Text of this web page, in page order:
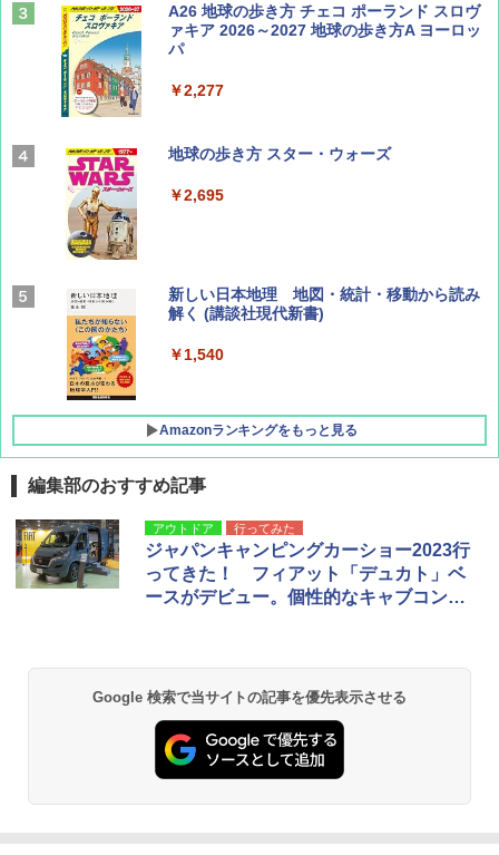
山と溪谷 2026年8月号「南アルプス大全」
￥1,540
AIRLINE（エアライン）2026年9月号【特
BE-PAL(ビ-パル) 2026年 9 月号【特別付録:
SOTO ミニマル"旅"財布 ランダム2種】
￥1,500
A26 地球の歩き方 チェコ ポーランド スロヴ
ァキア 2026～2027 地球の歩き方A ヨーロッ
パ
￥2,277
地球の歩き方 スター・ウォーズ
￥2,695
新しい日本地理 地図・統計・移動から読み
解く (講談社現代新書)
￥1,540
Amazonランキングをもっと見る
[キャンパーズコレクション 山善] ポップアッ
プテント 傘みたいに広げて畳める パッとサ
ッとサンシェード キューブ フルクローズ メ
ッシュ 簡単設置 ワンタッチテント キャンプ
&ハイキング カーキ PATC-150(KH)
PYKES PEAK (パイクスピーク) 着替えテン
ト プライバシー テント 【中が透けない】 1
人用 折りたたみ 防災グッズ 災害用トイレ ビ
ーチ ピクニック ポップアップテント 携帯 簡
易 トイレテント (オリーブ)
BUNDOK(バンドック)ソロ ドーム 1 EX BDK
-08EX カーキ ソロキャンプ ポリエステル フ
レーム テント
￥14,800
GRANDOOR ステンレス保冷剤 2個セット 2
コンパクト 保冷力長持ち
￥2,980
DEWEL パラソル 大型 ビーチ アウトドアパ
編集部のおすすめ記事
アウトドア 行ってみた
ジャパンキャンピングカーショー2023行
ってきた！ フィアット「デュカト」ベ
ースがデビュー。個性的なキャブコン、
Google 検索で当サイトの記事を優先表示させる